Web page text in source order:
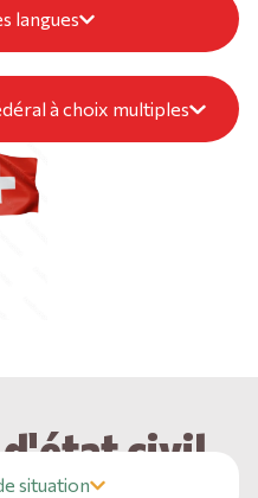
langues
à choix multiples
civil
situation